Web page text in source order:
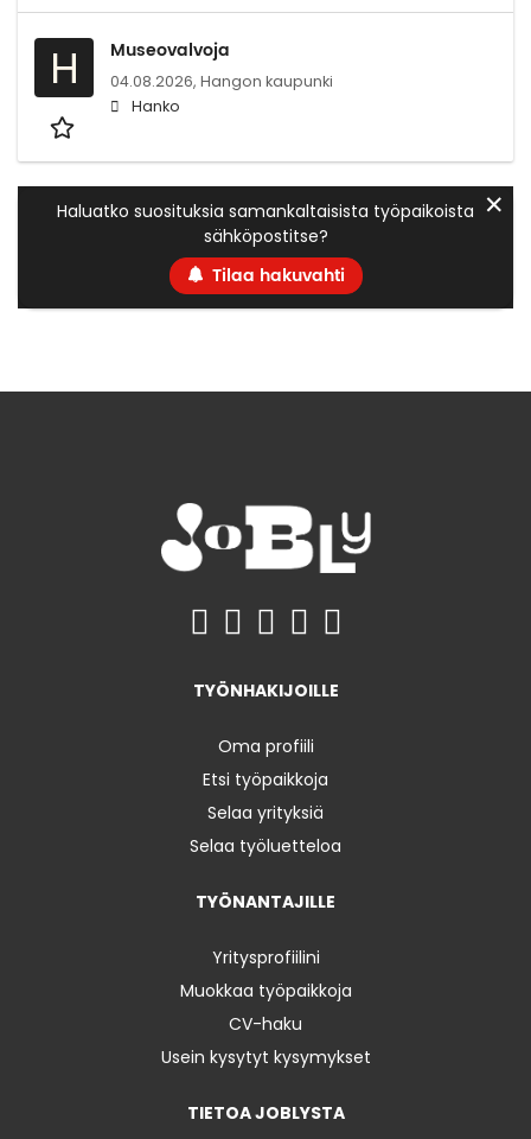
H Museovalvoja
04.08.2026, Hangon kaupunki
Hanko
Haluatko suosituksia samankaltaisista työpaikoista
sähköpostitse?
Tilaa hakuvahti
✕
TYÖNHAKIJOILLE
Oma profiili
Etsi työpaikkoja
Selaa yrityksiä
Selaa työluetteloa
TYÖNANTAJILLE
Yritysprofiilini
Muokkaa työpaikkoja
CV-haku
Usein kysytyt kysymykset
TIETOA JOBLYSTA